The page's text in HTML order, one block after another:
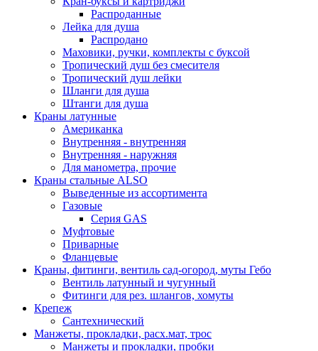
Распроданные
Лейка для душа
Распродано
Маховики, ручки, комплекты с буксой
Тропический душ без смесителя
Тропический душ лейки
Шланги для душа
Штанги для душа
Краны латунные
Американка
Внутренняя - внутренняя
Внутренняя - наружняя
Для манометра, прочие
Краны стальные ALSO
Выведенные из ассортимента
Газовые
Серия GAS
Муфтовые
Приварные
Фланцевые
Краны, фитинги, вентиль сад-огород, муты Гебо
Вентиль латунный и чугунный
Фитинги для рез. шлангов, хомуты
Крепеж
Сантехнический
Манжеты, прокладки, расх.мат, трос
Манжеты и прокладки, пробки